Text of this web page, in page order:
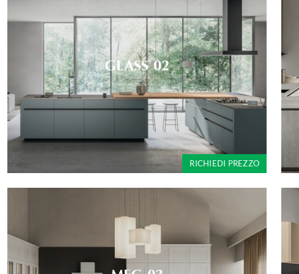
GLASS 02
RICHIEDI PREZZO